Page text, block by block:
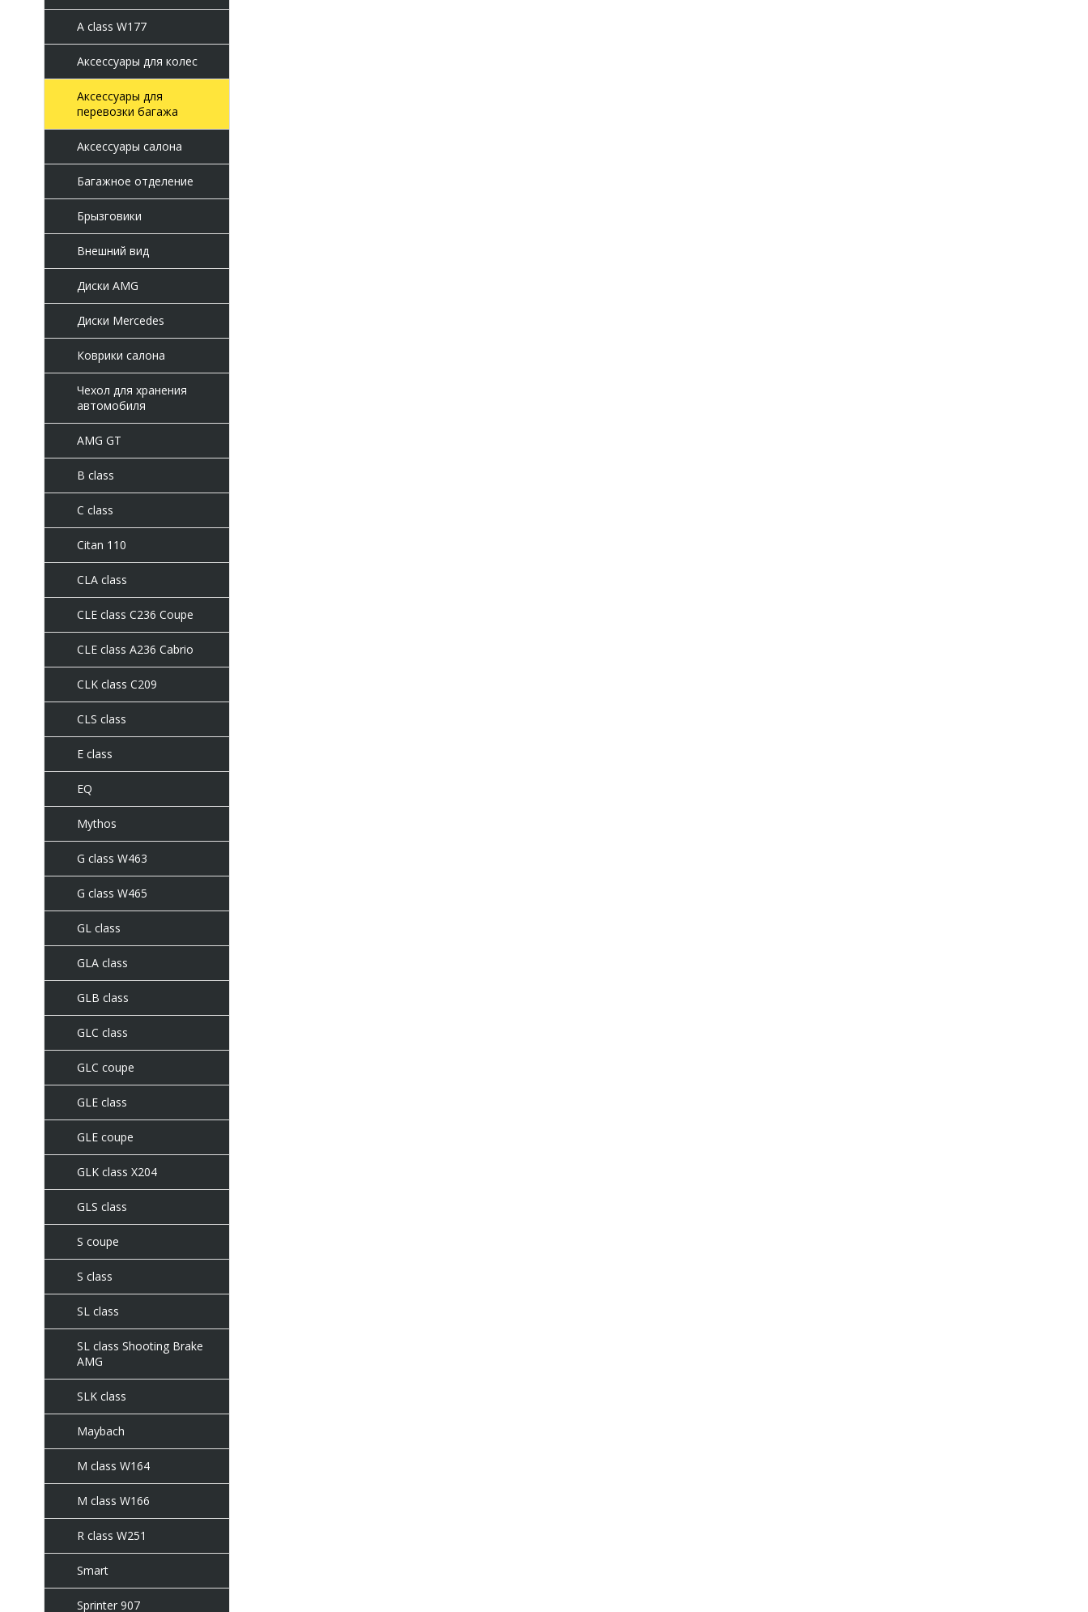
A class W177
Аксессуары для колес
Аксессуары для
перевозки багажа
Аксессуары салона
Багажное отделение
Брызговики
Внешний вид
Диски AMG
Диски Mercedes
Коврики салона
Чехол для хранения
автомобиля
AMG GT
B class
C class
Citan 110
CLA class
CLE class C236 Coupe
CLE class A236 Cabrio
CLK class C209
CLS class
E class
EQ
Mythos
G class W463
G class W465
GL class
GLA class
GLB class
GLC class
GLC coupe
GLE class
GLE coupe
GLK class X204
GLS class
S coupe
S class
SL class
SL class Shooting Brake
AMG
SLK class
Maybach
M class W164
M class W166
R class W251
Smart
Sprinter 907